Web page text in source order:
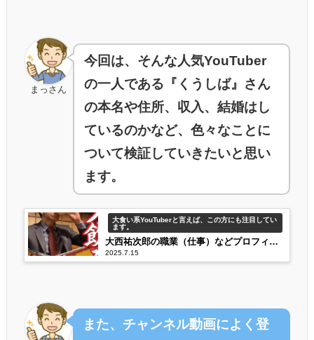
まっさん
今回は、そんな人気YouTuber
の一人である『くうしば』さん
の本名や住所、収入、結婚はし
ているのかなど、色々なことに
ついて検証していきたいと思い
ます。
大食い系YouTuberと言えば、この方にも注目してい
ます。
大西祐次郎の職業（仕事）などプロフィー
ルが気になる！嫁さんや娘さんなども紹
2025.7.15
また、チャンネル動画によく登